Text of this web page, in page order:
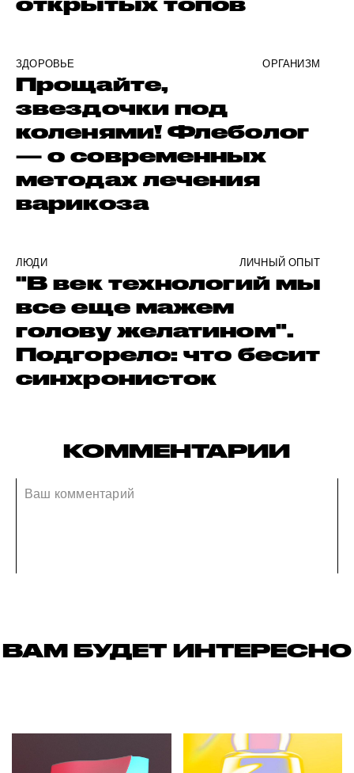
ЗДОРОВЬЕ ОРГАНИЗМ
Прощайте,
звездочки под
коленями! Флеболог
— о современных
методах лечения
варикоза
ЛЮДИ ЛИЧНЫЙ ОПЫТ
"В век технологий мы
все еще мажем
голову желатином".
Подгорело: что бесит
синхронисток
КОММЕНТАРИИ
ВАМ БУДЕТ ИНТЕРЕСНО